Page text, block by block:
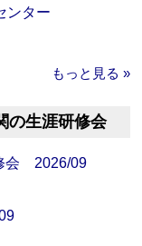
ンター
もっと見る »
の生涯研修会
会 2026/09